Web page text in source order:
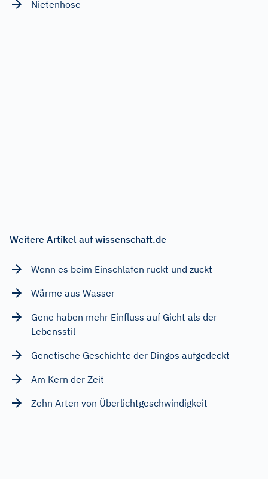
Nietenhose
Weitere Artikel auf wissenschaft.de
Wenn es beim Einschlafen ruckt und zuckt
Wärme aus Wasser
Gene haben mehr Einfluss auf Gicht als der
Lebensstil
Genetische Geschichte der Dingos aufgedeckt
Am Kern der Zeit
Zehn Arten von Überlichtgeschwindigkeit